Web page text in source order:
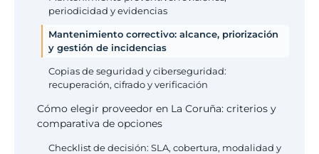
periodicidad y evidencias
Mantenimiento correctivo: alcance, priorización
y gestión de incidencias
Copias de seguridad y ciberseguridad:
recuperación, cifrado y verificación
Cómo elegir proveedor en La Coruña: criterios y
comparativa de opciones
Checklist de decisión: SLA, cobertura, modalidad y